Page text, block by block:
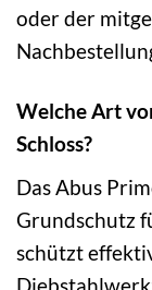
oder der
Welche Art
Schloss?
Das Abus
Grundschutz
schützt